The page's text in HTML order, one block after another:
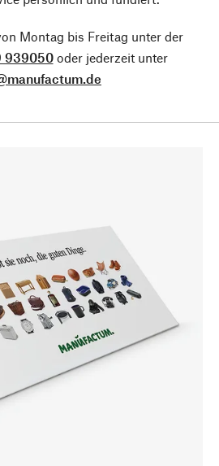
Montag bis Freitag unter der
939050oder jederzeit unter